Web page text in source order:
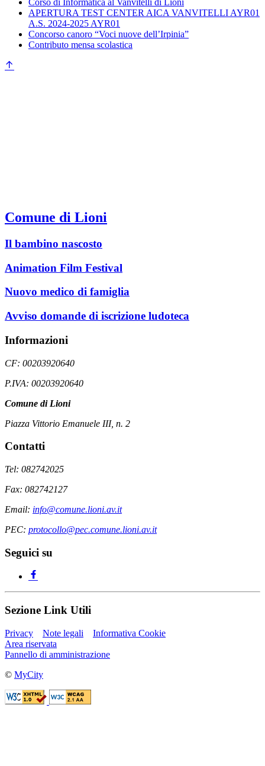
Corso di Informatica al Vanvitelli di Lioni
APERTURA TEST CENTER AICA VANVITELLI AYR01
A.S. 2024-2025 AYR01
Concorso canoro “Voci nuove dell’Irpinia”
Contributo mensa scolastica
Comune di Lioni
Il bambino nascosto
Animation Film Festival
Nuovo medico di famiglia
Avviso domande di iscrizione ludoteca
Informazioni
CF: 00203920640
P.IVA: 00203920640
Comune di Lioni
Piazza Vittorio Emanuele III, n. 2
Contatti
Tel: 082742025
Fax: 082742127
Email: info@comune.lioni.av.it
PEC: protocollo@pec.comune.lioni.av.it
Seguici su
Sezione Link Utili
Privacy Note legali
Informativa Cookie
Area riservata
Pannello di amministrazione
© MyCity